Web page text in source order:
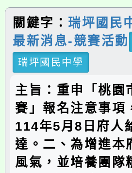
關鍵字： 瑞坪國民
最新消息-競賽活動
瑞坪國民中學
主旨：重申「桃園
賽」報名注意事項
114年5月8日府人
達。二、為增進本
風氣，並培養團隊